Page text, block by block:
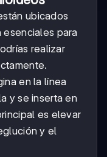
ubicados
esenciales para
realizar
en la línea
y se inserta en
es elevar
y el